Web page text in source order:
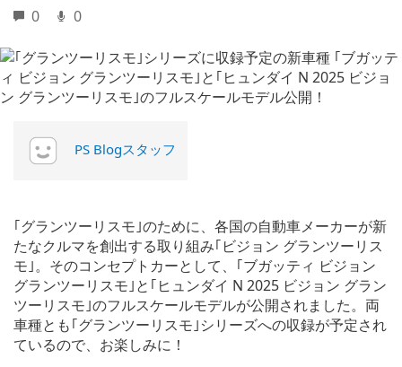
0 0
PS Blogスタッフ
｢グランツーリスモ｣のために、各国の自動車メーカーが新
たなクルマを創出する取り組み｢ビジョン グランツーリス
モ｣。そのコンセプトカーとして、｢ブガッティ ビジョン
グランツーリスモ｣と｢ヒュンダイ N 2025 ビジョン グラン
ツーリスモ｣のフルスケールモデルが公開されました。両
車種とも｢グランツーリスモ｣シリーズへの収録が予定され
ているので、お楽しみに！